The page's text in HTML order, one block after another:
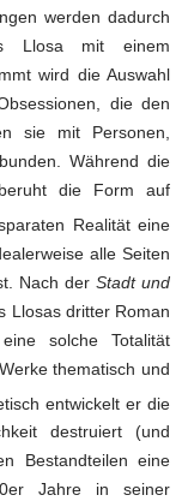
werden dadurch
Llosa mit einem
wird die Auswahl
die den
sie mit Personen,
Während die
die Form auf
Realität eine
alle Seiten
Nach der Stadt und
Llosas dritter Roman
solche Totalität
thematisch und
entwickelt er die
destruiert (und
Bestandteilen eine
Jahre in seiner